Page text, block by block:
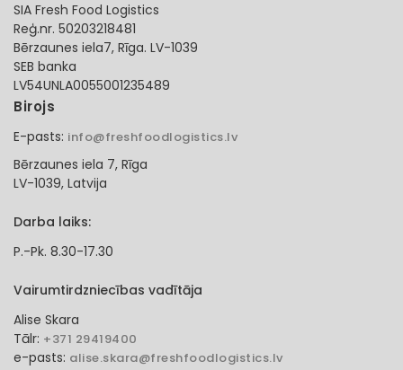
SIA Fresh Food Logistics
Reģ.nr. 50203218481
Bērzaunes iela7, Rīga. LV-1039
SEB banka
LV54UNLA0055001235489
Birojs
E-pasts: info@freshfoodlogistics.lv
Bērzaunes iela 7, Rīga
LV-1039, Latvija
Darba laiks:
P.-Pk. 8.30-17.30
Vairumtirdzniecības vadītāja
Alise Skara
Tālr: +371 29419400
e-pasts: alise.skara@freshfoodlogistics.lv